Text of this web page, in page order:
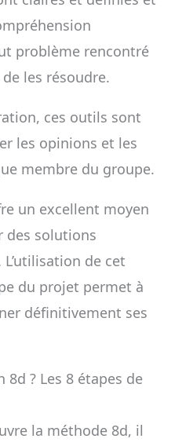
problème rencontré
les résoudre.
ces outils sont
les opinions et les
membre du groupe.
un excellent moyen
des solutions
de cet
du projet permet à
définitivement ses
8d ? Les 8 étapes de
la méthode 8d, il